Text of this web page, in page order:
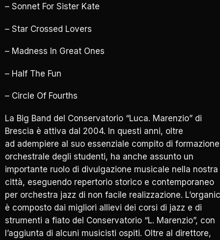
– Sonnet For Sister Kate
– Star Crossed Lovers
– Madness In Great Ones
– Half The Fun
– Circle Of Fourths
La Big Band del Conservatorio “Luca. Marenzio” di
Brescia è attiva dal 2004. In questi anni, oltre
ad adempiere al suo essenziale compito di formazione
orchestrale degli studenti, ha anche assunto un
importante ruolo di divulgazione musicale nella nostra
città, eseguendo repertorio storico e contemporaneo
per orchestra jazz di non facile realizzazione.
è composto dai migliori allievi dei corsi di jazz e di
strumenti a fiato del Conservatorio “L. Marenzio”, con
l’aggiunta di alcuni musicisti ospiti. Oltre al direttore,